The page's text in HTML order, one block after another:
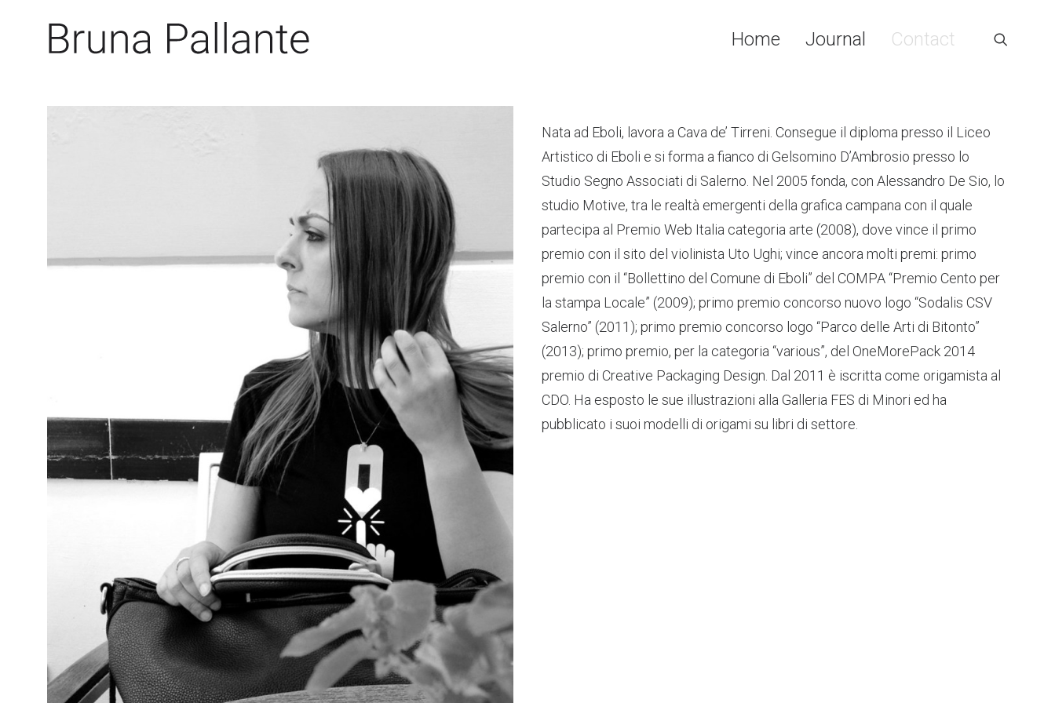
Home Journal Contact
Nata ad Eboli, lavora a Cava de’ Tirreni. Consegue il diploma presso il Liceo
Artistico di Eboli e si forma a fianco di Gelsomino D’Ambrosio presso lo
Studio Segno Associati di Salerno. Nel 2005 fonda, con Alessandro De Sio, lo
studio Motive, tra le realtà emergenti della grafica campana con il quale
partecipa al Premio Web Italia categoria arte (2008), dove vince il primo
premio con il sito del violinista Uto Ughi; vince ancora molti premi: primo
premio con il “Bollettino del Comune di Eboli” del COMPA “Premio Cento per
la stampa Locale” (2009); primo premio concorso nuovo logo “Sodalis CSV
Salerno” (2011); primo premio concorso logo “Parco delle Arti di Bitonto”
(2013); primo premio, per la categoria “various”, del OneMorePack 2014
premio di Creative Packaging Design. Dal 2011 è iscritta come origamista al
CDO. Ha esposto le sue illustrazioni alla Galleria FES di Minori ed ha
pubblicato i suoi modelli di origami su libri di settore.